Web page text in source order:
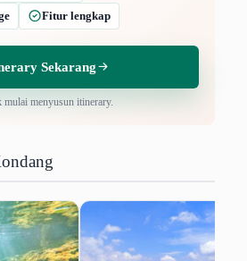
Fitur lengkap
Sekarang
mulai menyusun itinerary.